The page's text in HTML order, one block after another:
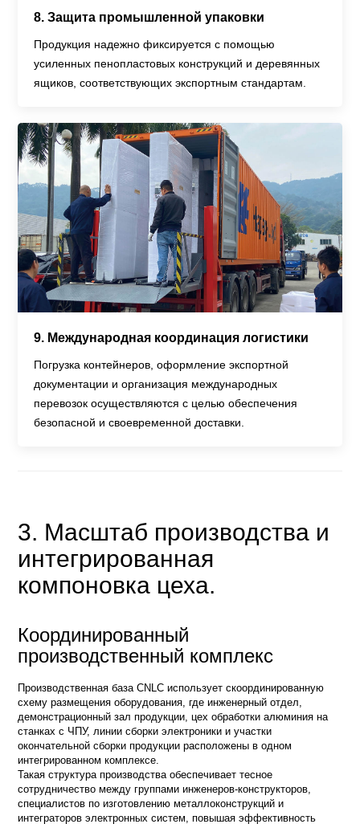
8. Защита промышленной упаковки
Продукция надежно фиксируется с помощью
усиленных пенопластовых конструкций и деревянных
ящиков, соответствующих экспортным стандартам.
9. Международная координация логистики
Погрузка контейнеров, оформление экспортной
документации и организация международных
перевозок осуществляются с целью обеспечения
безопасной и своевременной доставки.
3. Масштаб производства и
интегрированная
компоновка цеха.
Координированный
производственный комплекс
Производственная база CNLC использует скоординированную
схему размещения оборудования, где инженерный отдел,
демонстрационный зал продукции, цех обработки алюминия на
станках с ЧПУ, линии сборки электроники и участки
окончательной сборки продукции расположены в одном
интегрированном комплексе.
Такая структура производства обеспечивает тесное
сотрудничество между группами инженеров-конструкторов,
специалистов по изготовлению металлоконструкций и
интеграторов электронных систем, повышая эффективность